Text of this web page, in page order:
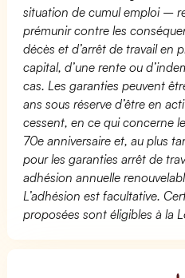
situation de cumul emploi –
prémunir contre les
décès et d’arrêt de travail en
capital, d’une rente ou
cas. Les garanties peuvent
ans sous réserve d’être en
cessent, en ce qui concerne
70e anniversaire et, au plus
pour les garanties arrêt de
adhésion annuelle
L’adhésion est facultative.
proposées sont éligibles à la